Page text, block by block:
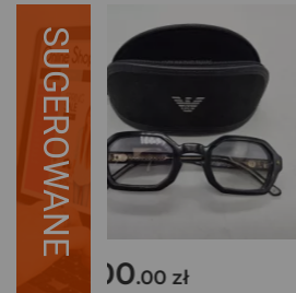
SUGEROWANE
700.00 zł